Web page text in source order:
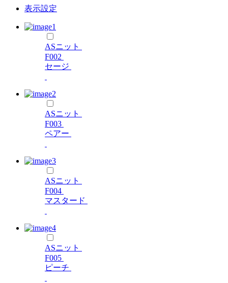
表示設定
ASニット
F002
セージ
ASニット
F003
ペアー
ASニット
F004
マスタード
ASニット
F005
ピーチ